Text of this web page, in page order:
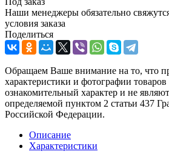
Наши менеджеры обязательно
условия заказа
Поделиться
Обращаем Ваше внимание на то, что
характеристики и фотографии
ознакомительный характер и не
определяемой пунктом 2 статьи 437
Российской Федерации.
Описание
Характеристики